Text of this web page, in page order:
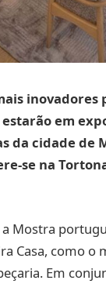
em
da cidade de
se na
Mostra
Casa, como
Em